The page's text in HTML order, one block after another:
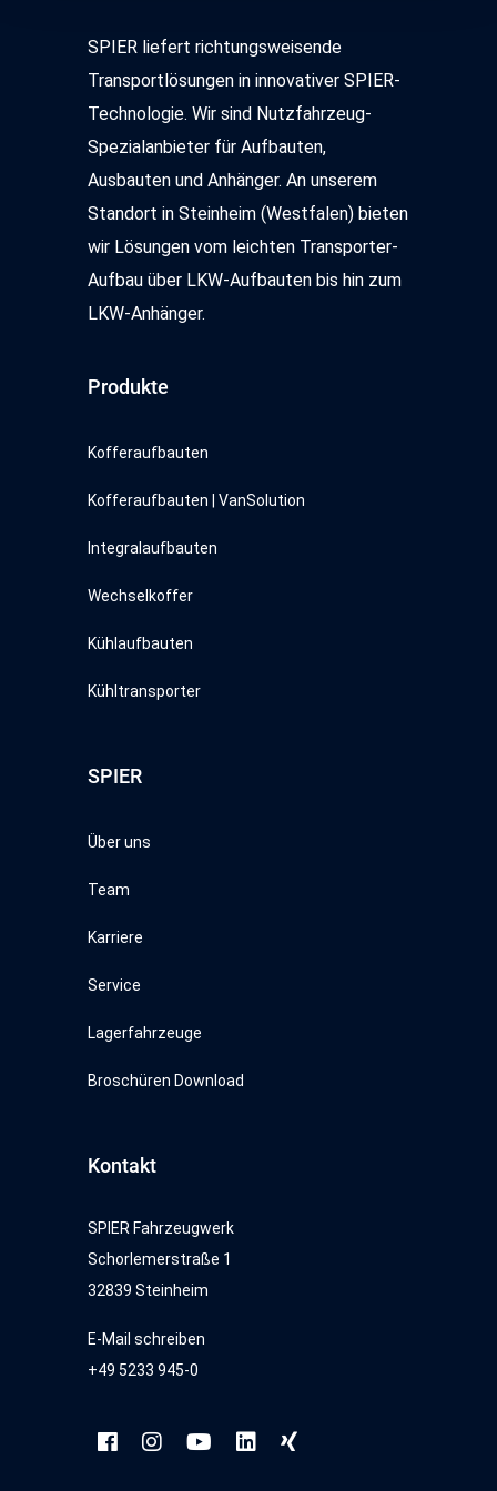
Informationen durch unsere Partner mit weiteren Daten
zusammengeführt, die im Rahmen Ihrer Nutzung
gesammelt wurden. Hinweis auf Verarbeitung Ihrer auf
dieser Webseite erhobenen Daten in den USA durch
Google, Facebook, LinkedIn, Twitter, Youtube: Indem Sie
auf "Alles akzeptieren" klicken, willigen Sie zugleich gem.
Art. 49 Abs. 1 S. 1 lt. a DSGVO ein, dass Ihre Daten in
den USA verarbeitet werden. Die USA werden vom
Europäischen Gerichtshof als ein Land mit einem nach
eingeschätzt. Es besteht insbesondere das Risiko, dass
Überwachungszwecken, möglicherweise auch ohne
Cookies und Funktionen finden Sie in der
SPIER liefert richtungsweisende
Transportlösungen in innovativer SPIER-
Technologie. Wir sind Nutzfahrzeug-
Spezialanbieter für Aufbauten,
Ausbauten und Anhänger. An unserem
Standort in Steinheim (Westfalen) bieten
wir Lösungen vom leichten Transporter-
Aufbau über LKW-Aufbauten bis hin zum
LKW-Anhänger.
Produkte
Kofferaufbauten
Kofferaufbauten | VanSolution
Integralaufbauten
Wechselkoffer
Kühlaufbauten
Kühltransporter
SPIER
Über uns
Team
Karriere
Service
Lagerfahrzeuge
Broschüren Download
Kontakt
SPIER Fahrzeugwerk
Schorlemerstraße 1
32839 Steinheim
E-Mail schreiben
+49 5233 945-0